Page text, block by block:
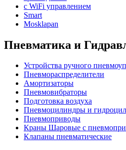
с WiFi управлением
Smart
Mosklapan
Пневматика и
Устройства ручного
Пневмораспределители
Амортизаторы
Пневмовибраторы
Подготовка воздуха
Пневмоцилиндры и
Пневмоприводы
Краны Шаровые с
Клапаны пневматические